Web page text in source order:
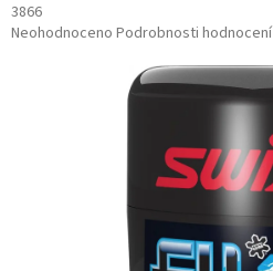
3866
Průměrné
Neohodnoceno Podrobnosti hodnocení